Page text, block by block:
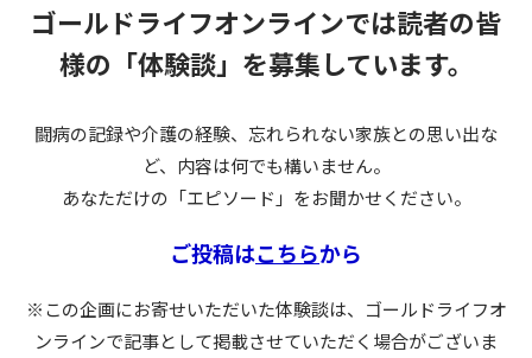
ゴールドライフオンラインでは読者の皆
様の 「体験談」を募集しています。
闘病の記録や介護の経験、忘れられない家族との思い出な
ど、内容は何でも構いません。
あなただけの「エピソード」をお聞かせください。
ご投稿はこちらから
※この企画にお寄せいただいた体験談は、ゴールドライフオ
ンラインで記事として掲載させていただく場合がございま